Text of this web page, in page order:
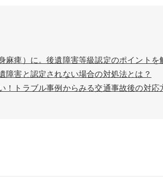
麻痺）に。後遺障害等級認定のポイントを
障害と認定されない場合の対処法とは？
！トラブル事例からみる交通事故後の対応